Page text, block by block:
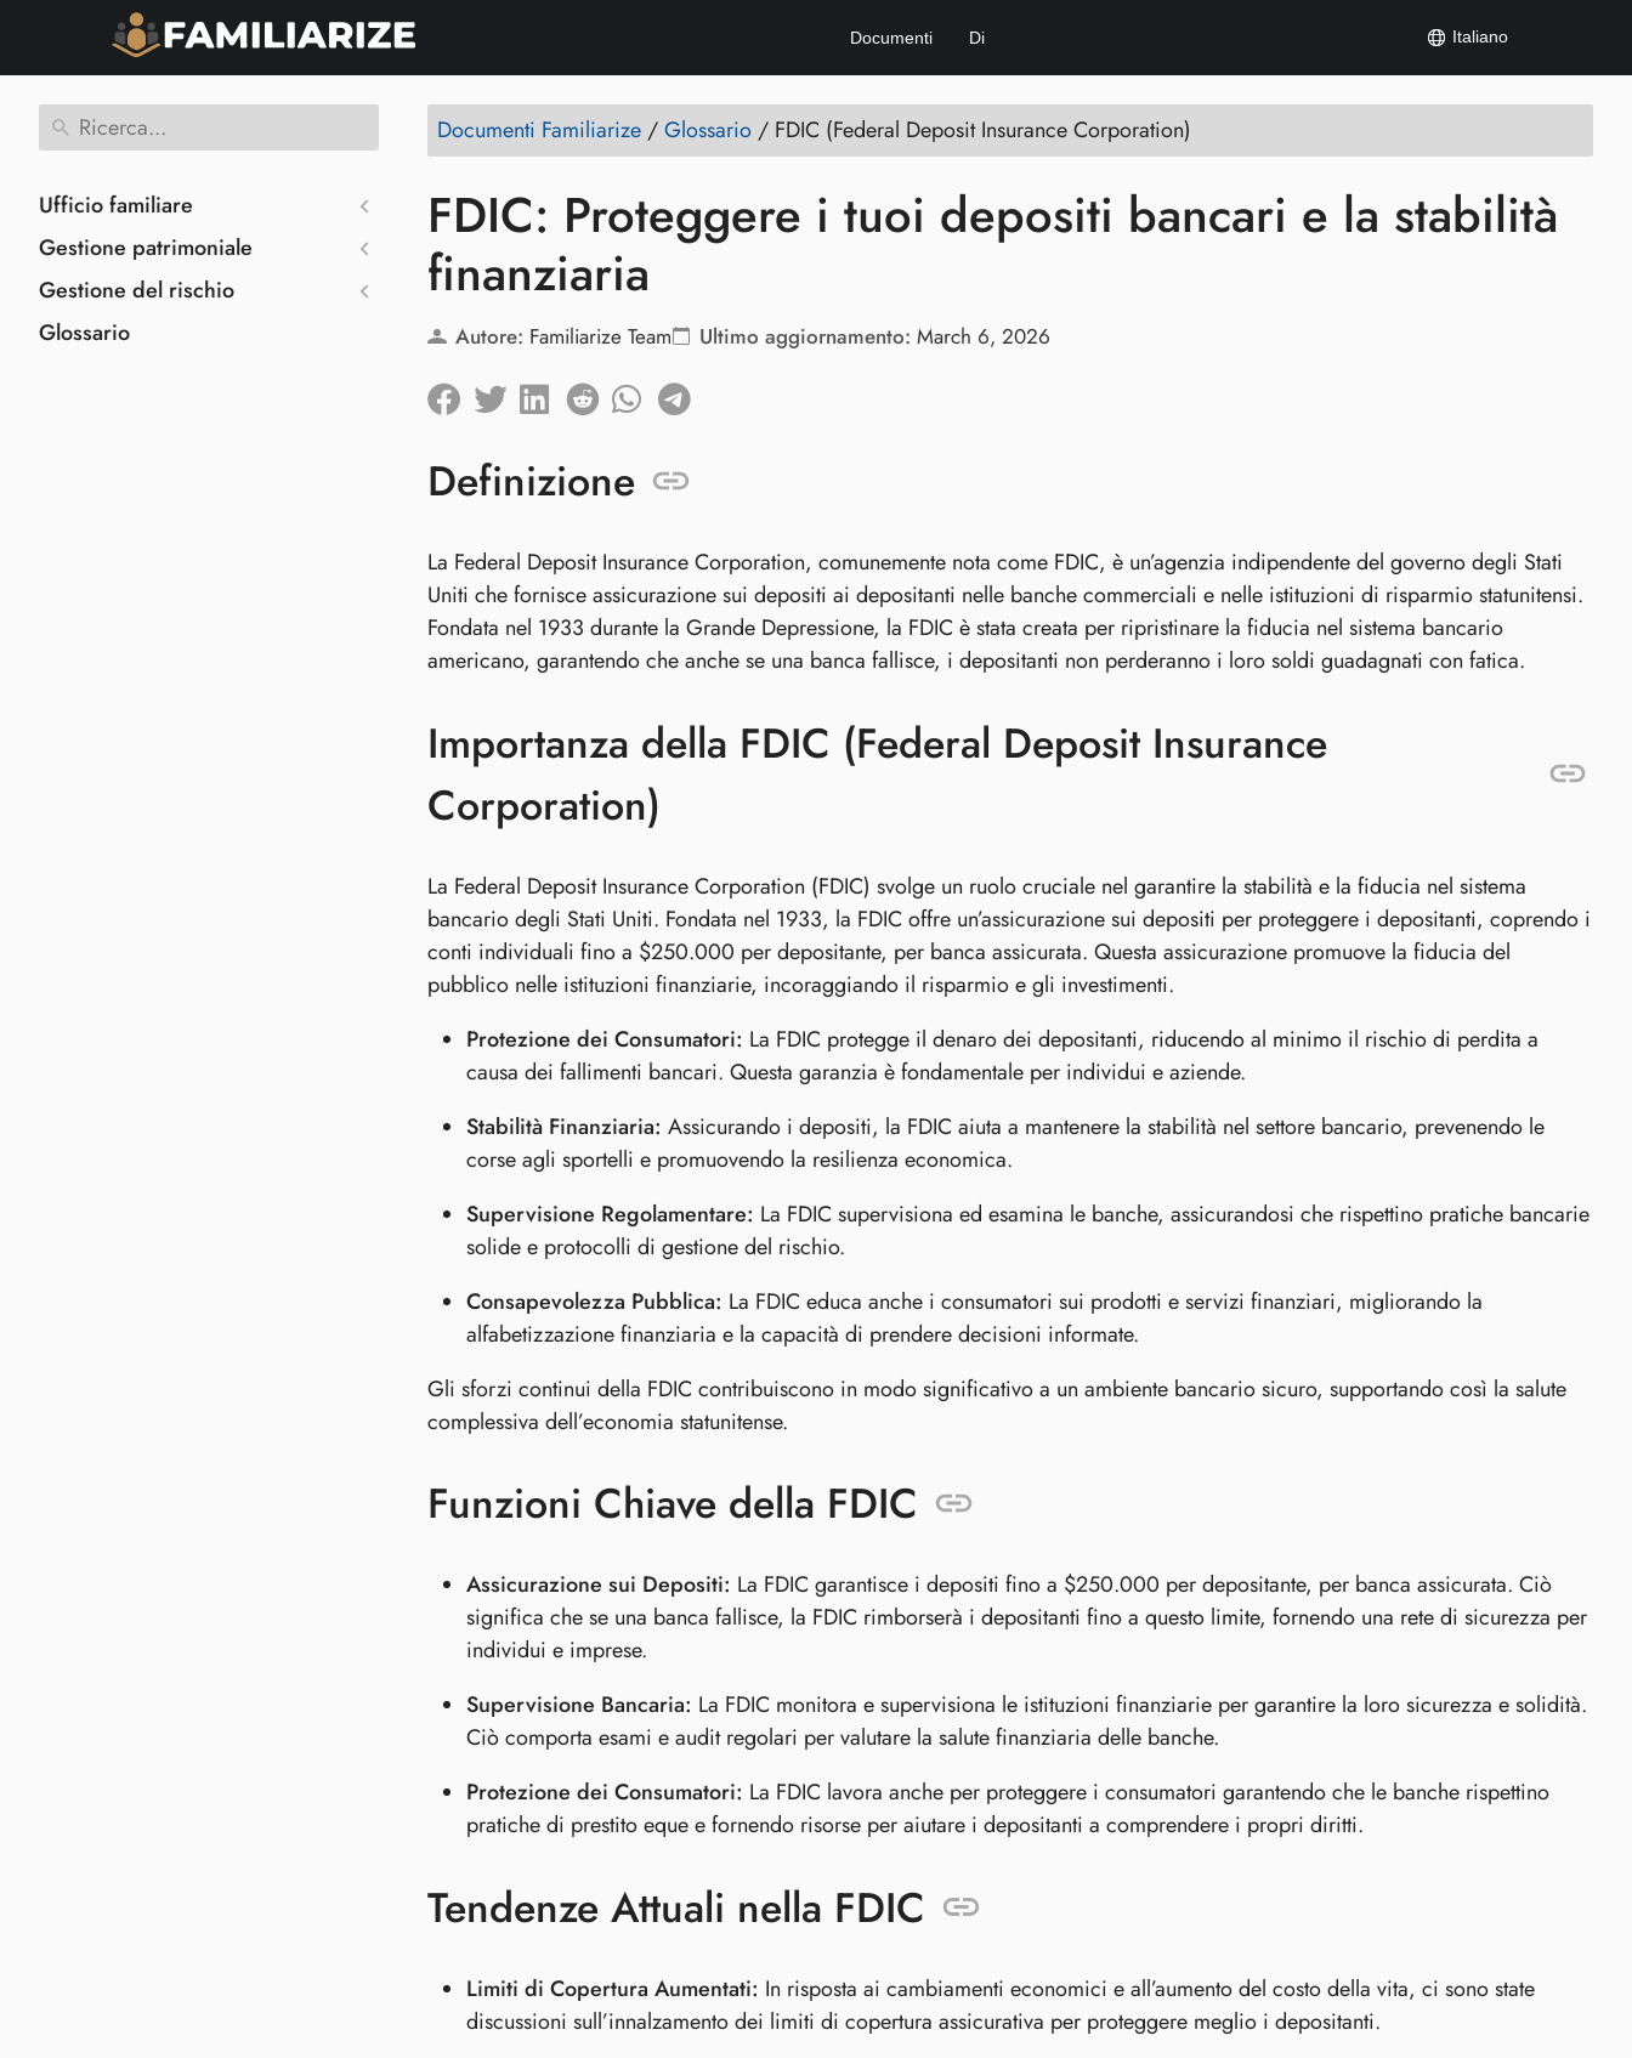
Documenti Di Italiano
Ufficio familiare
Gestione patrimoniale
Gestione del rischio
Glossario
Documenti Familiarize /Glossario / FDIC (Federal Deposit Insurance Corporation)
FDIC: Proteggere i tuoi depositi bancari e la stabilità
finanziaria
Autore: Familiarize Team Ultimo aggiornamento: March 6, 2026
Definizione
La Federal Deposit Insurance Corporation, comunemente nota come FDIC, è un’agenzia indipendente del governo degli Stati
Uniti che fornisce assicurazione sui depositi ai depositanti nelle banche commerciali e nelle istituzioni di risparmio statunitensi.
Fondata nel 1933 durante la Grande Depressione, la FDIC è stata creata per ripristinare la fiducia nel sistema bancario
americano, garantendo che anche se una banca fallisce, i depositanti non perderanno i loro soldi guadagnati con fatica.
Importanza della FDIC (Federal Deposit Insurance
Corporation)
La Federal Deposit Insurance Corporation (FDIC) svolge un ruolo cruciale nel garantire la stabilità e la fiducia nel sistema
bancario degli Stati Uniti. Fondata nel 1933, la FDIC offre un’assicurazione sui depositi per proteggere i depositanti, coprendo i
conti individuali fino a $250.000 per depositante, per banca assicurata. Questa assicurazione promuove la fiducia del
pubblico nelle istituzioni finanziarie, incoraggiando il risparmio e gli investimenti.
Protezione dei Consumatori: La FDIC protegge il denaro dei depositanti, riducendo al minimo il rischio di perdita a
causa dei fallimenti bancari. Questa garanzia è fondamentale per individui e aziende.
Stabilità Finanziaria: Assicurando i depositi, la FDIC aiuta a mantenere la stabilità nel settore bancario, prevenendo le
corse agli sportelli e promuovendo la resilienza economica.
Supervisione Regolamentare: La FDIC supervisiona ed esamina le banche, assicurandosi che rispettino pratiche bancarie
solide e protocolli di gestione del rischio.
Consapevolezza Pubblica: La FDIC educa anche i consumatori sui prodotti e servizi finanziari, migliorando la
alfabetizzazione finanziaria e la capacità di prendere decisioni informate.
Gli sforzi continui della FDIC contribuiscono in modo significativo a un ambiente bancario sicuro, supportando così la salute
complessiva dell’economia statunitense.
Funzioni Chiave della FDIC
Assicurazione sui Depositi: La FDIC garantisce i depositi fino a $250.000 per depositante, per banca assicurata. Ciò
significa che se una banca fallisce, la FDIC rimborserà i depositanti fino a questo limite, fornendo una rete di sicurezza per
individui e imprese.
Supervisione Bancaria: La FDIC monitora e supervisiona le istituzioni finanziarie per garantire la loro sicurezza e solidità.
Ciò comporta esami e audit regolari per valutare la salute finanziaria delle banche.
Protezione dei Consumatori: La FDIC lavora anche per proteggere i consumatori garantendo che le banche rispettino
pratiche di prestito eque e fornendo risorse per aiutare i depositanti a comprendere i propri diritti.
Tendenze Attuali nella FDIC
Limiti di Copertura Aumentati: In risposta ai cambiamenti economici e all’aumento del costo della vita, ci sono state
discussioni sull’innalzamento dei limiti di copertura assicurativa per proteggere meglio i depositanti.